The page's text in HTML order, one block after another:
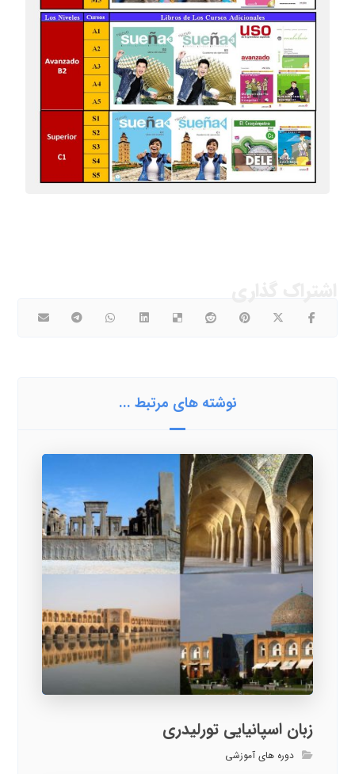
نوشته های مرتبط ...
زبان اسپانیایی تورلیدری
دوره های آموزشی